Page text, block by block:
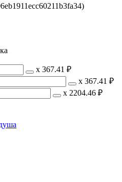
х 367.41 ₽
х 367.41 ₽
х 2204.46 ₽